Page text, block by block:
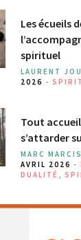
Les écueils
spirituel
LAURENT
2026 -
Tout
s’attarder
MARC
AVRIL 2026 -
DUALITÉ ,